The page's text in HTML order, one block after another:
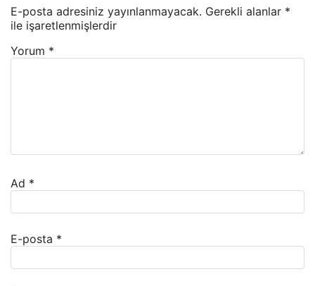
E-posta adresiniz yayınlanmayacak. Gerekli alanlar *
ile işaretlenmişlerdir
Yorum *
Ad *
E-posta *